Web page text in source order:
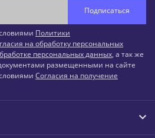
Подписаться
Политики
на обработку персональных
персональных данных, а так же
размещенными на сайте
Согласия на получение